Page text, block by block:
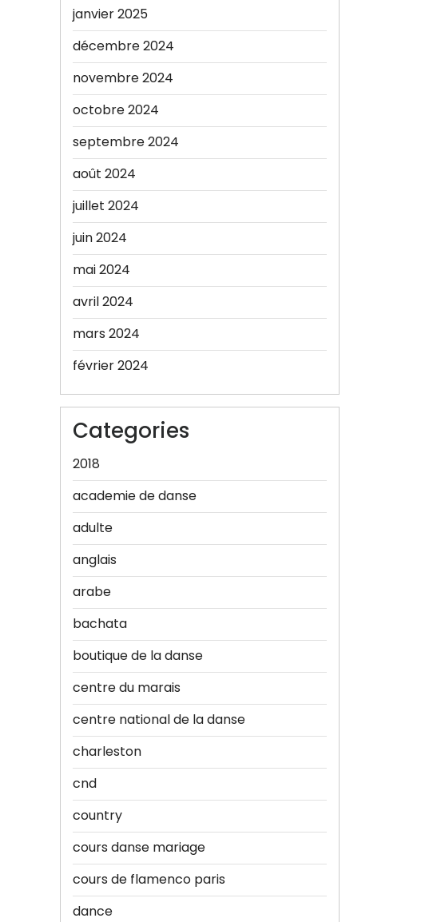
janvier 2025
décembre 2024
novembre 2024
octobre 2024
septembre 2024
août 2024
juillet 2024
juin 2024
mai 2024
avril 2024
mars 2024
février 2024
Categories
2018
academie de danse
adulte
anglais
arabe
bachata
boutique de la danse
centre du marais
centre national de la danse
charleston
cnd
country
cours danse mariage
cours de flamenco paris
dance